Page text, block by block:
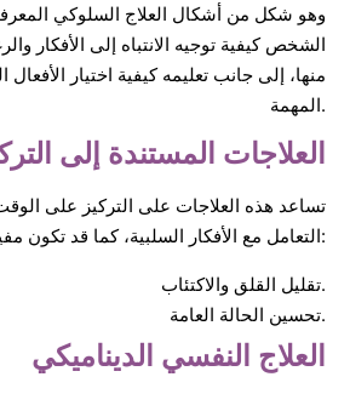
وهو شكل من أشكال العلاج السلوكي
الشخص كيفية توجيه الانتباه إلى الأفكار
منها، إلى جانب تعليمه كيفية اختيار
المهمة.
العلاجات المستندة إلى
تساعد هذه العلاجات على التركيز على
التعامل مع الأفكار السلبية، كما قد تكون مفيدة فيما يلي:
تقليل القلق والاكتئاب.
تحسين الحالة العامة.
العلاج النفسي الديناميكي